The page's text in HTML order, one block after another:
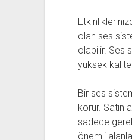
olan ses
olabilir. Ses
yüksek
Bir ses
korur. Satın
sadece
önemli